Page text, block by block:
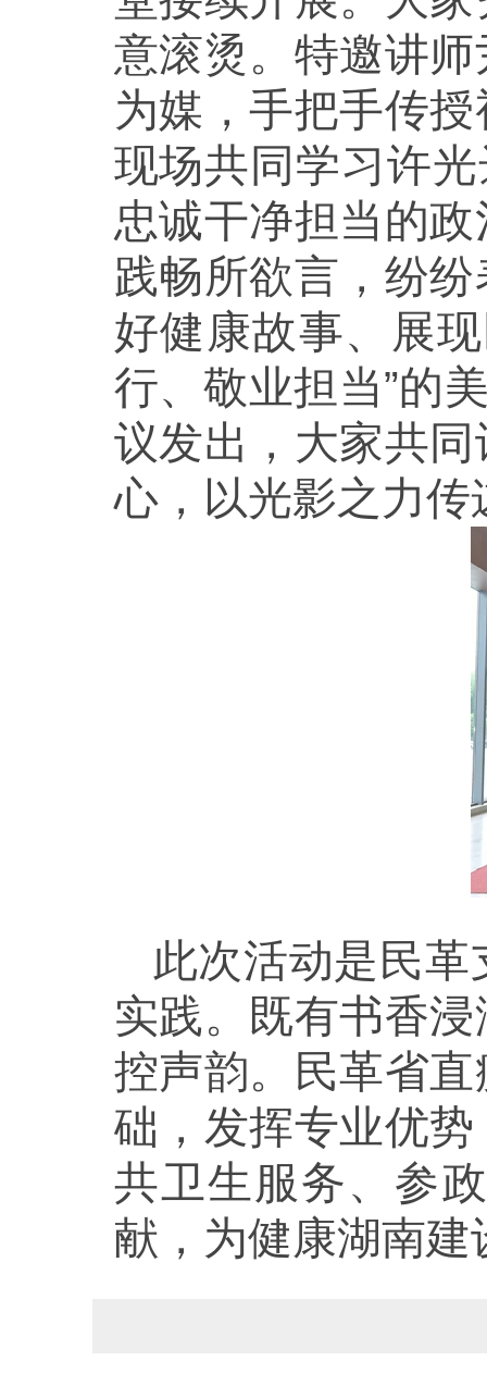
意滚烫。特邀讲
为媒，手把手传
现场共同学习许
忠诚干净担当的
践畅所欲言，纷
好健康故事、展
行、敬业担当”的
议发出，大家共
心，以光影之力传
此次活动是民
实践。既有书香
控声韵。民革省
础，发挥专业优
共卫生服务、参
献，为健康湖南